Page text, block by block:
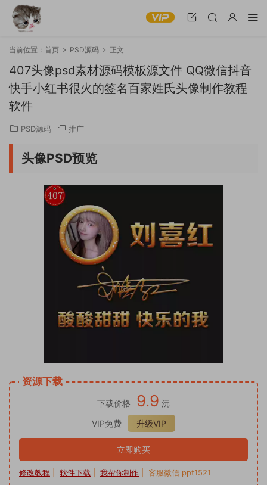
当前位置： 首页 PSD源码 正文
407头像psd素材源码模板源文件 QQ微信抖音
快手小红书很火的签名百家姓氏头像制作教程
软件
PSD源码 推广
头像PSD预览
资源下载
下载价格 9.9 沅
VIP免费
升级VIP
立即购买
修改教程 软件下载 我帮你制作 | 客服微信 ppt1521